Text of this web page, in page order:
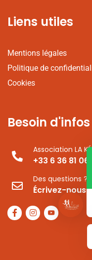
Liens utiles
Mentions légales
Politique de
Cookies
Besoin d'infos
Association LA
+33 6 36 81 06
Des questions ?
Écrivez-nous !